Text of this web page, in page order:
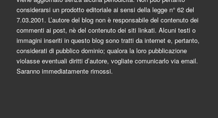
considerarsi un prodotto editoriale ai sensi della legge n° 62 del
7.03.2001. L’autore del blog non è responsabile del contenuto dei
commenti ai post, nè del contenuto dei siti linkati. Alcuni testi o
immagini inseriti in questo blog sono tratti da internet e, pertanto,
considerati di pubblico dominio; qualora la loro pubblicazione
violasse eventuali diritti d’autore, vogliate comunicarlo via email.
Saranno immediatamente rimossi.